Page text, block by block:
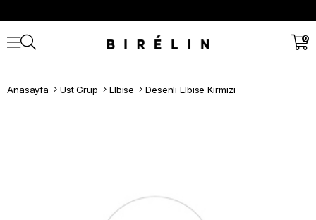
0
Anasayfa Üst Grup Elbise Desenli Elbise Kırmızı